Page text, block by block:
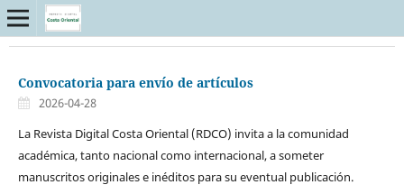
Convocatoria para envío de artículos
2026-04-28
La Revista Digital Costa Oriental (RDCO) invita a la comunidad
académica, tanto nacional como internacional, a someter
manuscritos originales e inéditos para su eventual publicación.